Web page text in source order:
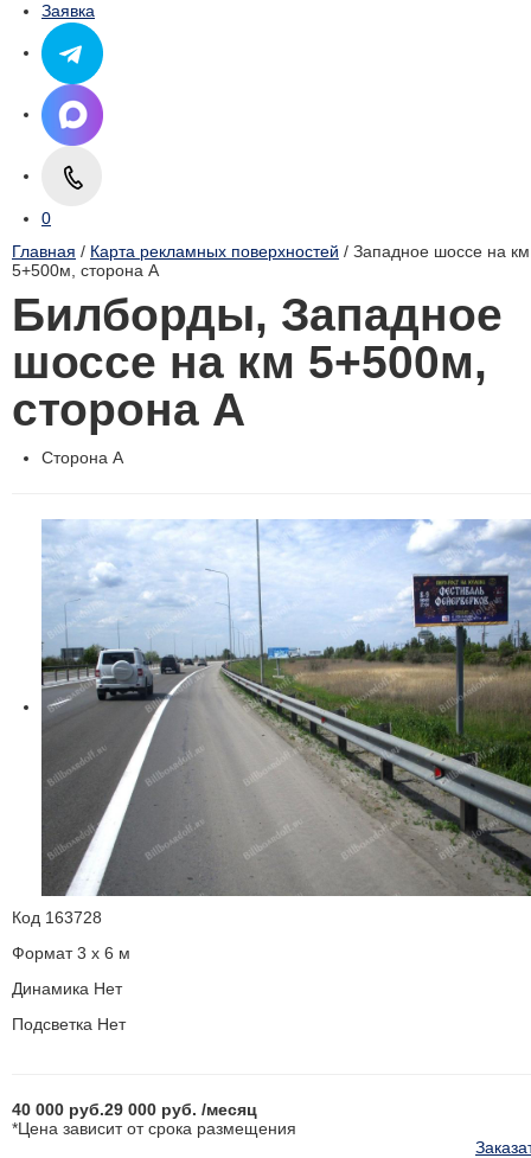
Заявка
0
Главная / Карта рекламных поверхностей / Западное шоссе на км
5+500м, cторона А
Билборды, Западное
шоссе на км 5+500м,
cторона А
Сторона А
Код 163728
Формат3 x 6 м
Динамика Нет
Подсветка Нет
40 000 руб.29 000 руб. /месяц
*Цена зависит от срока размещения